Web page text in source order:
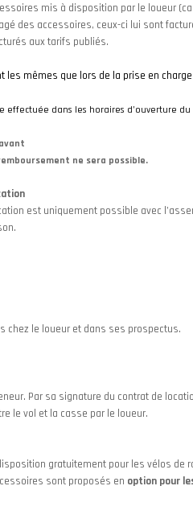
mis à disposition par le loueur
des accessoires, ceux-ci lui sont
aux tarifs publiés.
les mêmes que lors de la prise en
dans les horaires d’ouverture du
ne sera possible.
est uniquement possible avec
chez le loueur et dans ses prospectus.
Par sa signature du contrat de
le vol et la casse par le loueur.
gratuitement pour les vélos de
sont proposés en option pour